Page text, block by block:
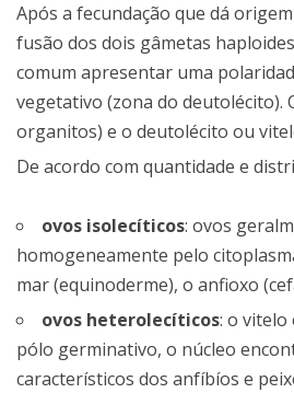
Após a fecundação que dá
fusão dos dois gâmetas
comum apresentar uma
vegetativo (zona do
organitos) e o deutolécito ou
De acordo com quantidade e
ovos isolecíticos: ovos
homogeneamente pelo
mar (equinoderme), o anfioxo
ovos heterolecíticos: o
pólo germinativo, o núcleo
característicos dos anfíbíos e